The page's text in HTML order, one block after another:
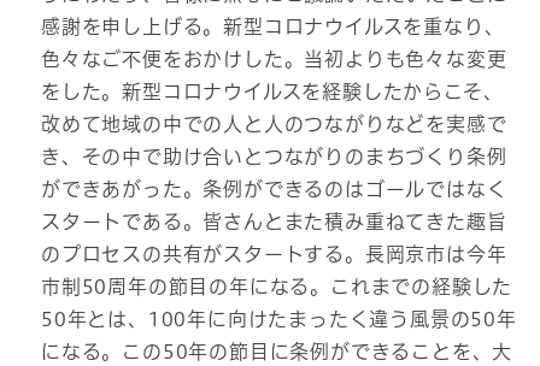
感謝を申し上げる。新型コロナウイルスを重なり、
色々なご不便をおかけした。当初よりも色々な変更
をした。新型コロナウイルスを経験したからこそ、
改めて地域の中での人と人のつながりなどを実感で
き、その中で助け合いとつながりのまちづくり条例
ができあがった。条例ができるのはゴールではなく
スタートである。皆さんとまた積み重ねてきた趣旨
のプロセスの共有がスタートする。長岡京市は今年
市制50周年の節目の年になる。これまでの経験した
50年とは、100年に向けたまったく違う風景の50年
になる。この50年の節目に条例ができることを、大